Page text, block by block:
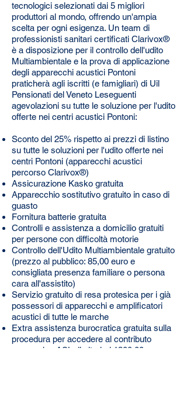
tecnologici selezionati dai 5 migliori
produttori al mondo, offrendo un'ampia
scelta per ogni esigenza. Un team di
professionisti sanitari certificati Clarivox®
è a disposizione per il controllo dell'udito
Multiambientale e la prova di applicazione
degli apparecchi acustici Pontoni
praticherà agli iscritti (e famigliari) di Uil
Pensionati del Veneto Leseguenti
agevolazioni su tutte le soluzione per l'udito
offerte nei centri acustici Pontoni:
Sconto del 25% rispetto ai prezzi di listino
su tutte le soluzioni per l'udito offerte nei
centri Pontoni (apparecchi acustici
percorso Clarivox®)
Assicurazione Kasko gratuita
Apparecchio sostitutivo gratuito in caso di
guasto
Fornitura batterie gratuita
Controlli e assistenza a domicilio gratuiti
per persone con difficoltà motorie
Controllo dell'Udito Multiambientale gratuito
(prezzo al pubblico: 85,00 euro e
consigliata presenza familiare o persona
cara all'assistito)
Servizio gratuito di resa protesica per i già
possessori di apparecchi e amplificatori
acustici di tutte le marche
Extra assistenza burocratica gratuita sulla
procedura per accedere al contributo
economico ASL di ulteriori 1300,00 euro